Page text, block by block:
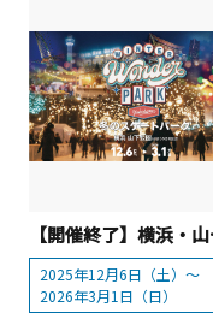
【開催
2025年12月6日（土）～
2026年3月1日（日）